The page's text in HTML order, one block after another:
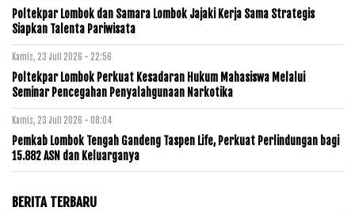
Poltekpar Lombok dan Samara Lombok Jajaki Kerja Sama Strategis
Siapkan Talenta Pariwisata
Kamis, 23 Juli 2026 - 22:56
Poltekpar Lombok Perkuat Kesadaran Hukum Mahasiswa Melalui
Seminar Pencegahan Penyalahgunaan Narkotika
Kamis, 23 Juli 2026 - 08:04
Pemkab Lombok Tengah Gandeng Taspen Life, Perkuat Perlindungan bagi
15.882 ASN dan Keluarganya
BERITA TERBARU